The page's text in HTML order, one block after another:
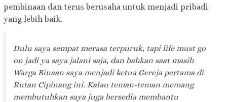
pembinaan dan terus berusaha untuk menjadi pribadi
yang lebih baik.
Dulu saya sempat merasa terpuruk, tapi life must go
on jadi ya saya jalani saja, dan bahkan saat masih
Warga Binaan saya menjadi ketua Gereja pertama di
Rutan Cipinang ini. Kalau teman-teman memang
membutuhkan saya juga bersedia membantu